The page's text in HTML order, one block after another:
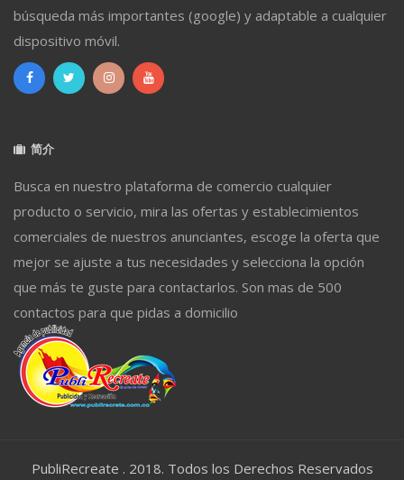
búsqueda más importantes (google) y adaptable a cualquier
dispositivo móvil.
简介
Busca en nuestro plataforma de comercio cualquier
producto o servicio, mira las ofertas y establecimientos
comerciales de nuestros anunciantes, escoge la oferta que
mejor se ajuste a tus necesidades y selecciona la opción
que más te guste para contactarlos. Son mas de 500
contactos para que pidas a domicilio
PubliRecreate . 2018. Todos los Derechos Reservados